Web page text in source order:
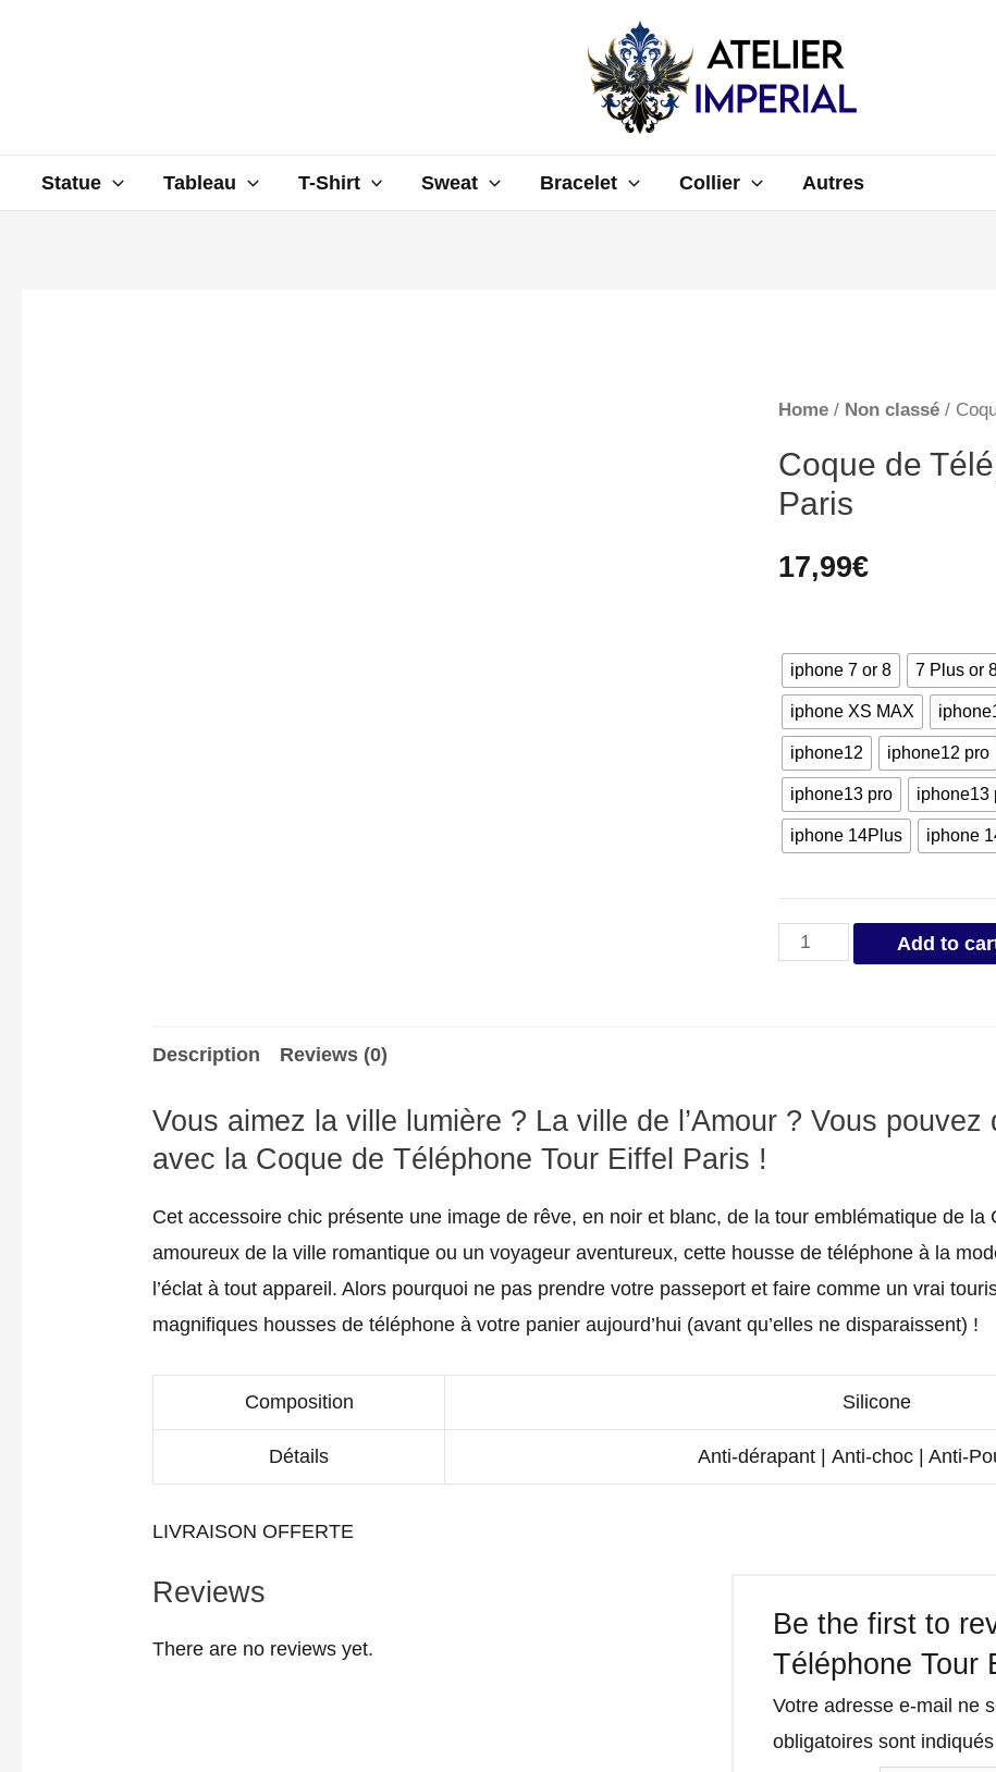
Statue Tableau T-Shirt Sweat Bracelet Collier Autres
Home/ Non classé/
Coque de
Paris
17,99€
iphone 7 or 8 7 Plus or
iphone XS MAX
iphone12 iphone12 pro
iphone13 pro iphone13
iphone 14Plus iphone
Coque
Paris
Add to
Description Reviews (0)
Vous aimez la ville lumière ? La ville de l’Amour ? Vous
avec la Coque de Téléphone Tour Eiffel Paris !
Cet accessoire chic présente une image de rêve, en noir et blanc, de la tour emblématique de la
amoureux de la ville romantique ou un voyageur aventureux, cette housse de téléphone à la
l’éclat à tout appareil. Alors pourquoi ne pas prendre votre passeport et faire comme un vrai
magnifiques housses de téléphone à votre panier aujourd’hui (avant qu’elles ne disparaissent) !
Composition Silicone
Détails Anti-dérapant | Anti-choc | Anti-
LIVRAISON OFFERTE
Reviews
There are no reviews yet.
Be the first to
Téléphone Tour
Votre adresse e-mail ne
obligatoires sont